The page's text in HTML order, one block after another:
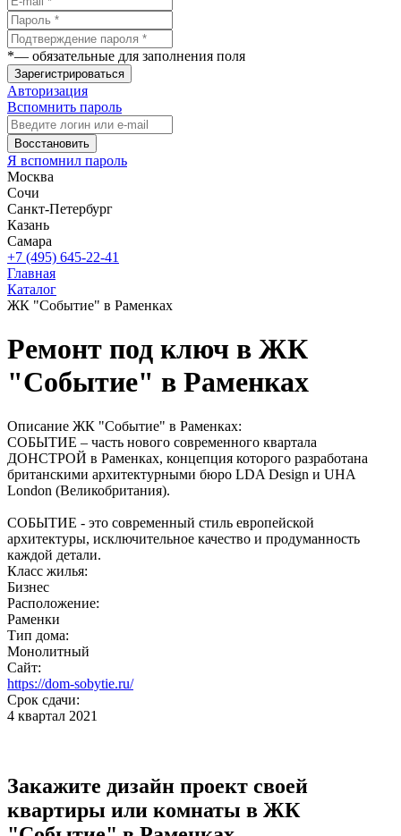
*— обязательные для заполнения поля
Зарегистрироваться
Авторизация
Вспомнить пароль
Восстановить
Я вспомнил пароль
Москва
Сочи
Санкт-Петербург
Казань
Самара
+7 (495) 645-22-41
Главная
Каталог
ЖК "Событие" в Раменках
Ремонт под ключ в ЖК
"Событие" в Раменках
Описание ЖК "Событие" в Раменках:
СОБЫТИЕ – часть нового современного квартала
ДОНСТРОЙ в Раменках, концепция которого разработана
британскими архитектурными бюро LDA Design и UHA
London (Великобритания).
СОБЫТИЕ - это современный стиль европейской
архитектуры, исключительное качество и продуманность
каждой детали.
Класс жилья:
Бизнес
Расположение:
Раменки
Тип дома:
Монолитный
Сайт:
https://dom-sobytie.ru/
Срок сдачи:
4 квартал 2021
Закажите дизайн проект своей
квартиры или комнаты в ЖК